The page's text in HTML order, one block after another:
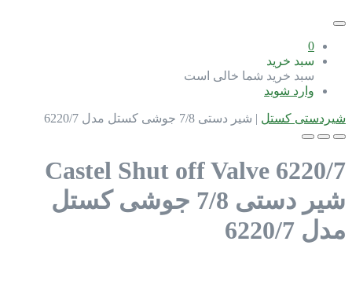
0
سبد خرید
سبد خرید شما خالی است
وارد شوید
شیردستی کستل | شیر دستی 7/8 جوشی کستل مدل 6220/7
Castel Shut off Valve 6220/7
شیر دستی 7/8 جوشی کستل
مدل 6220/7